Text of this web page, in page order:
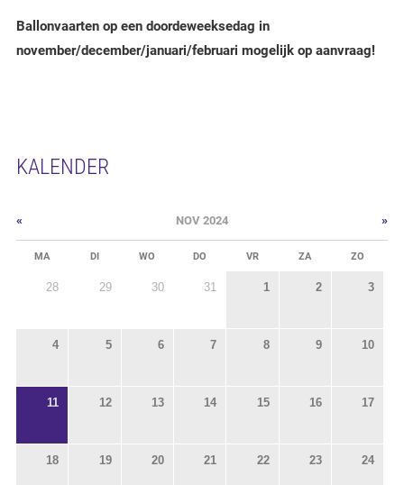
Ballonvaarten op een doordeweeksedag in
november/december/januari/februari mogelijk op aanvraag!
KALENDER
« NOV 2024 »
MA DI WO DO VR ZA ZO
28 29 30 31 1 2 3
4 5 6 7 8 9 10
11 12 13 14 15 16 17
18 19 20 21 22 23 24